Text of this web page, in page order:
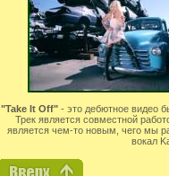
"Take It Off" - это дебютное видео
Трек является совместной
является чем-то новым, чего мы
вокал